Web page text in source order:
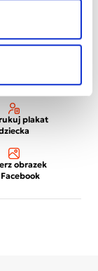
plakat
obrazek